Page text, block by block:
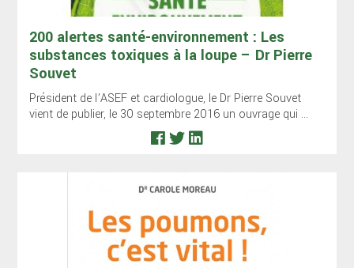
200 alertes santé-environnement : Les
substances toxiques à la loupe – Dr Pierre
Souvet
Président de l’ASEF et cardiologue, le Dr Pierre Souvet
vient de publier, le 30 septembre 2016 un ouvrage qui ...